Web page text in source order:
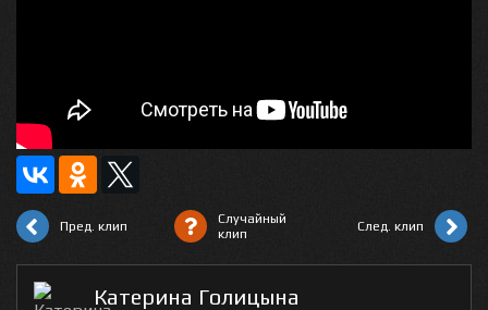
Пред. клип
Случайный
клип
След. клип
Катерина Голицына